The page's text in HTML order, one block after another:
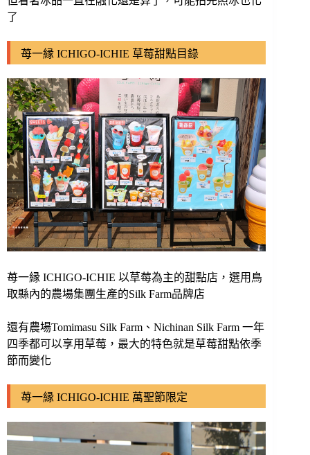
了
苺一縁 ICHIGO-ICHIE 草莓甜點目錄
苺一縁 ICHIGO-ICHIE 以草莓為主的甜點店，選用鳥
取縣內的農場集團生產的Silk Farm品牌店
還有農場Tomimasu Silk Farm、Nichinan Silk Farm 一年
四季都可以享用草莓，最大的特色就是草莓甜點依季
節而變化
苺一縁 ICHIGO-ICHIE 萬聖節限定